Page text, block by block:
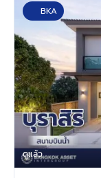
BKA
ดูแล้ว